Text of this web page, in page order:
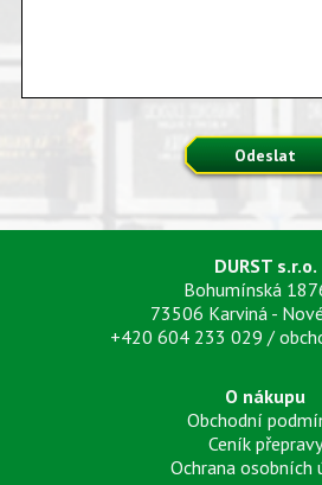
Odeslat
DURST s.r.o.
Bohumínská
73506 Karviná -
+420 604 233 029 /
O nákupu
Obchodní
Ceník přepravy
Ochrana osobních